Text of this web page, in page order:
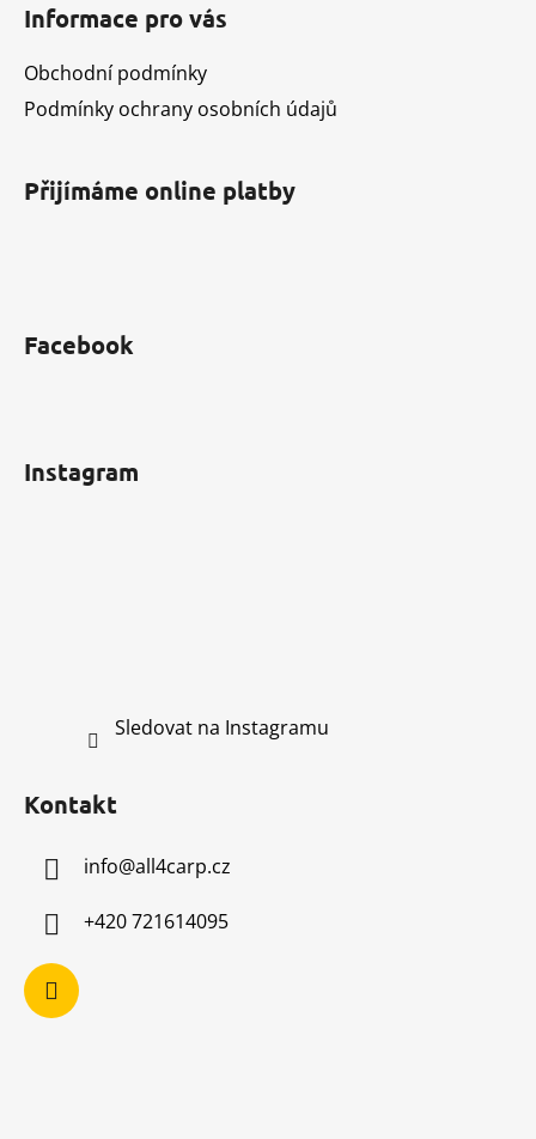
Informace pro vás
Obchodní podmínky
Podmínky ochrany osobních údajů
Přijímáme online platby
Facebook
Instagram
Sledovat na Instagramu
Kontakt
info@all4carp.cz
+420 721614095